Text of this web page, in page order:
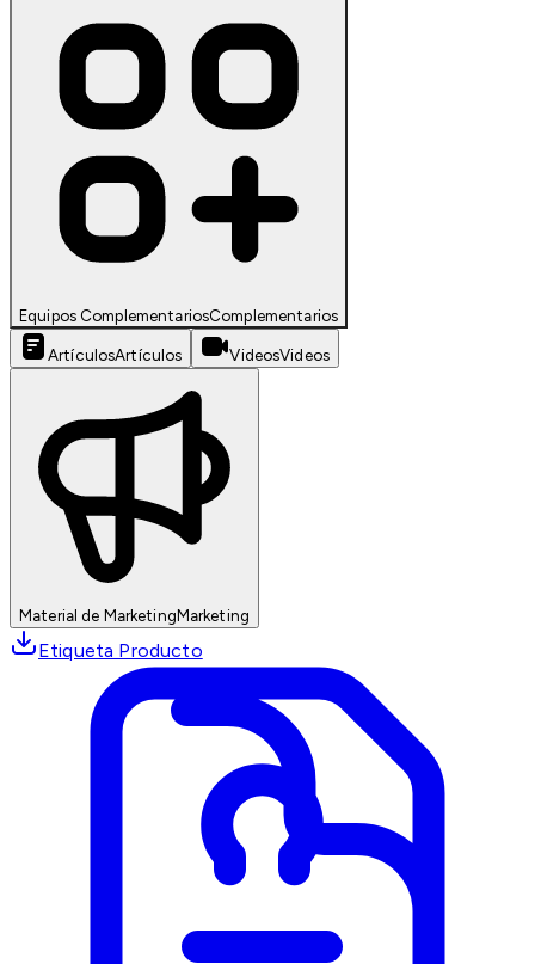
Equipos ComplementariosComplementarios
ArtículosArtículos VideosVideos
Material de MarketingMarketing
Etiqueta Producto